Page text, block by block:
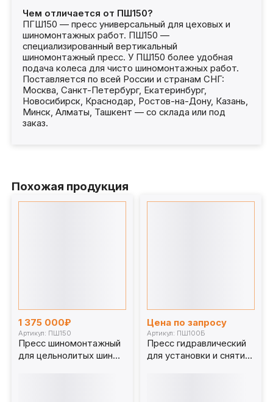
Чем отличается от ПШ150?
ПГШ150 — пресс универсальный для цеховых и
шиномонтажных работ. ПШ150 —
специализированный вертикальный
шиномонтажный пресс. У ПШ150 более удобная
подача колеса для чисто шиномонтажных работ.
Поставляется по всей России и странам СНГ:
Москва, Санкт-Петербург, Екатеринбург,
Новосибирск, Краснодар, Ростов-на-Дону, Казань,
Минск, Алматы, Ташкент — со склада или под
заказ.
Похожая продукция
1 375 000₽
Артикул: ПШ150
Пресс шиномонтажный
для цельнолитых шин
Цена по запросу
Артикул: ПШ100Б
Пресс гидравлический
для установки и снятия